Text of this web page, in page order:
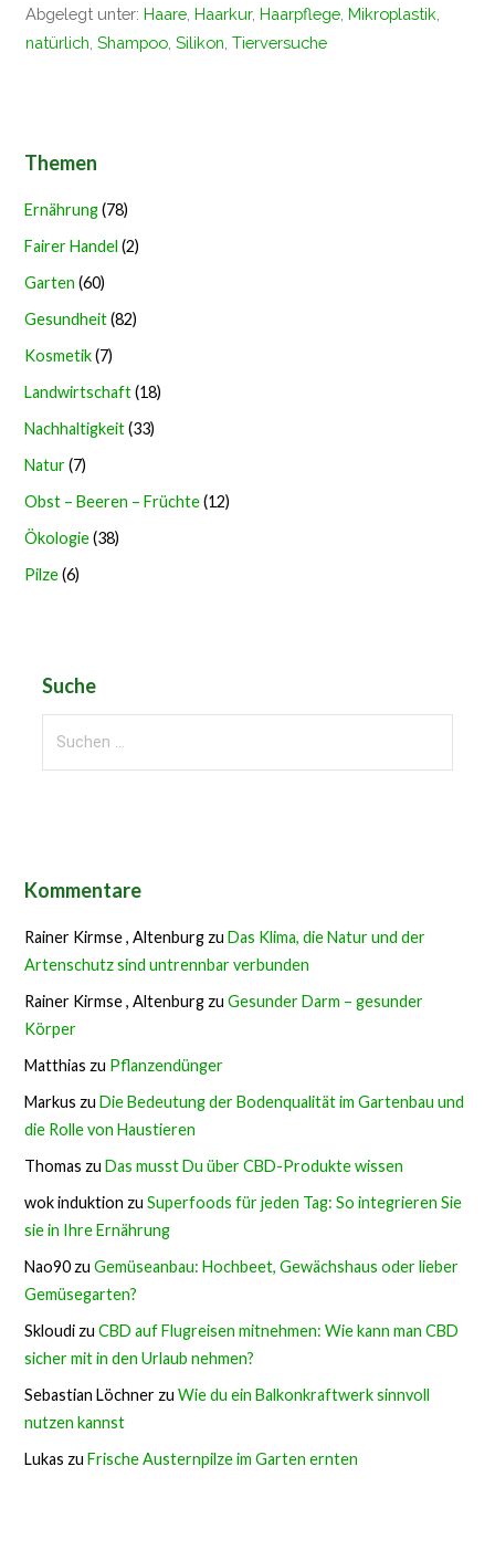
Abgelegt unter:Haare ,Haarkur,Haarpflege ,Mikroplastik
natürlich ,Shampoo ,Silikon ,Tierversuche
Themen
Ernährung(78)
Fairer Handel (2)
Garten (60)
Gesundheit(82)
Kosmetik(7)
Landwirtschaft(18)
Nachhaltigkeit(33)
Natur(7)
Obst – Beeren – Früchte(12)
Ökologie(38)
Pilze(6)
Suche
Kommentare
Rainer Kirmse , Altenburg zuDas Klima, die Natur und der
Artenschutz sind untrennbar verbunden
Rainer Kirmse , Altenburg zuGesunder Darm – gesunder
Körper
Matthias zu Pflanzendünger
Markus zuDie Bedeutung der Bodenqualität im Gartenbau und
die Rolle von Haustieren
Thomas zuDas musst Du über CBD-Produkte wissen
wok induktion zuSuperfoods für jeden Tag: So integrieren Sie
sie in Ihre Ernährung
Nao90 zuGemüseanbau: Hochbeet, Gewächshaus oder lieber
Gemüsegarten?
Skloudi zuCBD auf Flugreisen mitnehmen: Wie kann man CBD
sicher mit in den Urlaub nehmen?
Sebastian Löchner zuWie du ein Balkonkraftwerk sinnvoll
nutzen kannst
Lukas zuFrische Austernpilze im Garten ernten